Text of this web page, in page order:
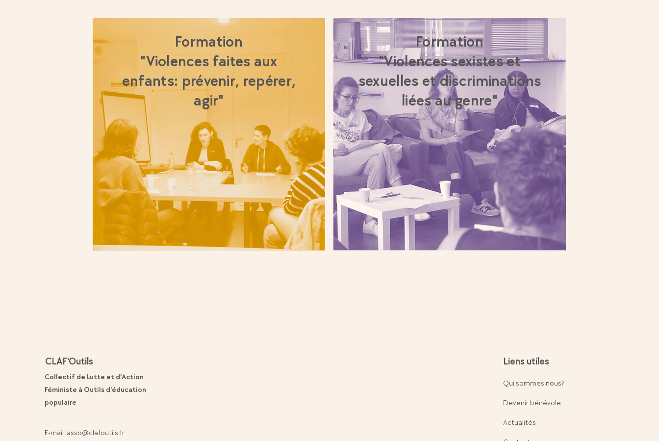
Formation
"Violences faites aux
enfants: prévenir, repérer,
agir"
Formation
"Violences sexistes et
sexuelles et discriminations
liées au genre"
CLAF'Outils
Collectif de Lutte et d'Action
Féministe à Outils d'éducation
populaire
E-mail: asso@clafoutils.fr
Liens utiles
Qui sommes nous?
Devenir bénévole
Actualités